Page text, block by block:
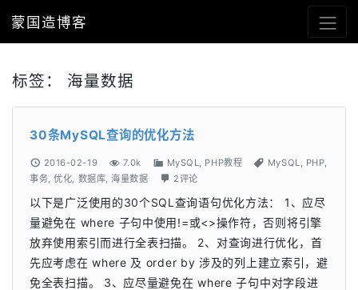
蒙国造博客
标签： 海量数据
30条MySQL查询的优化方法
2016-02-19 7.0k MySQL PHP教程 MySQL PHP
事务 ,优化 数据库 ,海量数据 2评论
以下是广泛使用的30个SQL查询语句优化方法： 1、应尽
量避免在 where 子句中使用!=或<>操作符，否则将引擎
放弃使用索引而进行全表扫描。 2、对查询进行优化，首
先应考虑在 where 及 order by 涉及的列上建立索引，避
免全表扫描。 3、应尽量避免在 where 子句中对字段进